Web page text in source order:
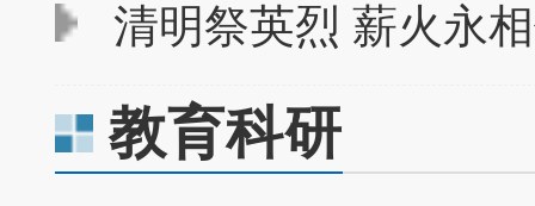
清明祭英烈 薪火永
教育科研